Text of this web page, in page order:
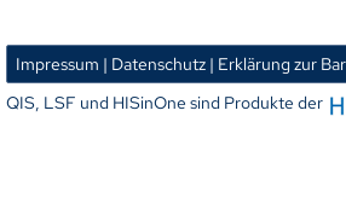
Impressum | Datenschutz | Erklärung zur
QIS, LSF und HISinOne sind Produkte der